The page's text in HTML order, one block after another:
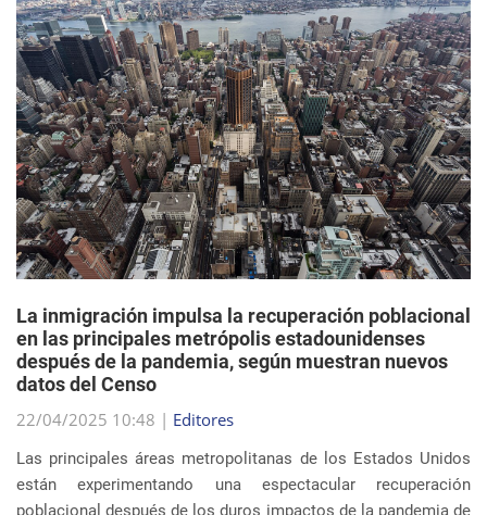
La inmigración impulsa la recuperación poblacional
en las principales metrópolis estadounidenses
después de la pandemia, según muestran nuevos
datos del Censo
22/04/2025 10:48 |Editores
están experimentando una espectacular recuperación
poblacional después de los duros impactos de la pandemia de
COVID-19, y el principal impulsor de est...
sigue leyendo
EVENTOS